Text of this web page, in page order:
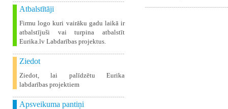
Atbalstītāji
Firmu logo kuri vairāku gadu laikā ir
atbalstījuši vai turpina atbalstīt
Eurika.lv Labdarības projektus.
Ziedot
Ziedot, lai palīdzētu Eurika
labdarības projektiem
Apsveikuma pantiņi